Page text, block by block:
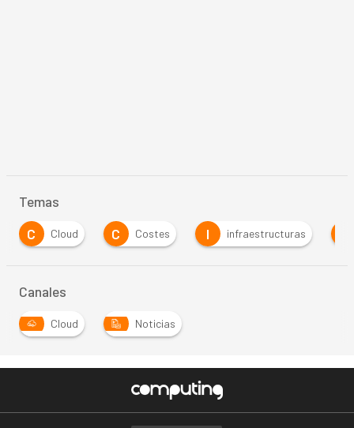
Temas
C
Cloud C Costes I infraestructuras
Canales
Cloud Noticias